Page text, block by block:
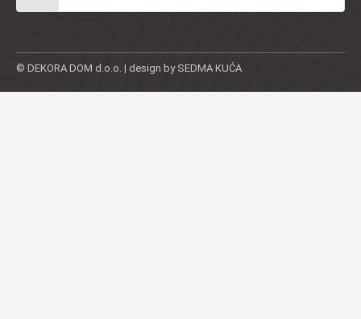
© DEKORA DOM d.o.o. | design by SEDMA KUĆA